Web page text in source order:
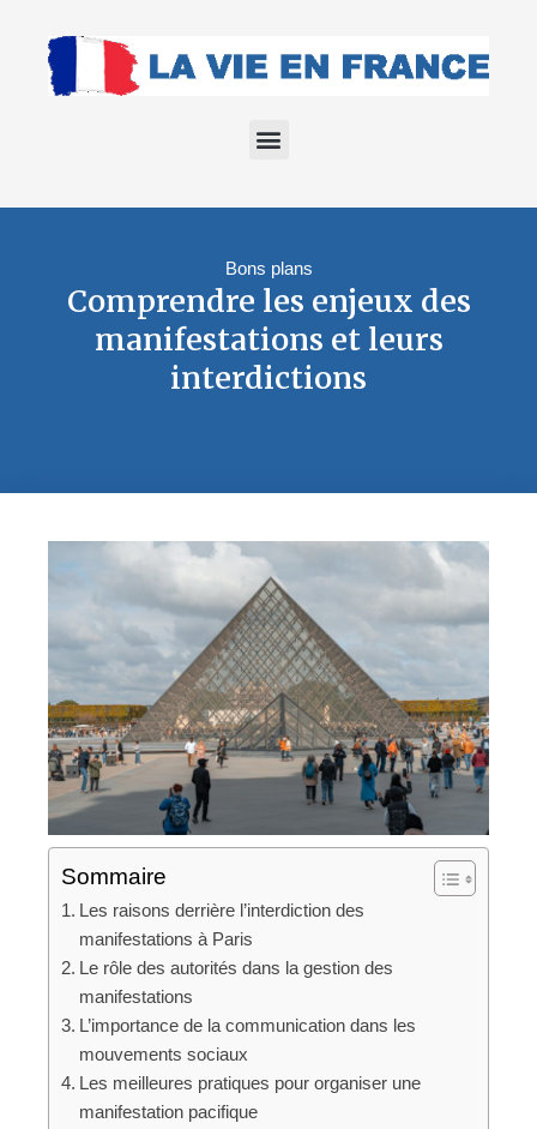
Bons plans
Comprendre les enjeux des
manifestations et leurs
interdictions
Sommaire
Les raisons derrière l’interdiction des
manifestations à Paris
Le rôle des autorités dans la gestion des
manifestations
L’importance de la communication dans les
mouvements sociaux
Les meilleures pratiques pour organiser une
manifestation pacifique